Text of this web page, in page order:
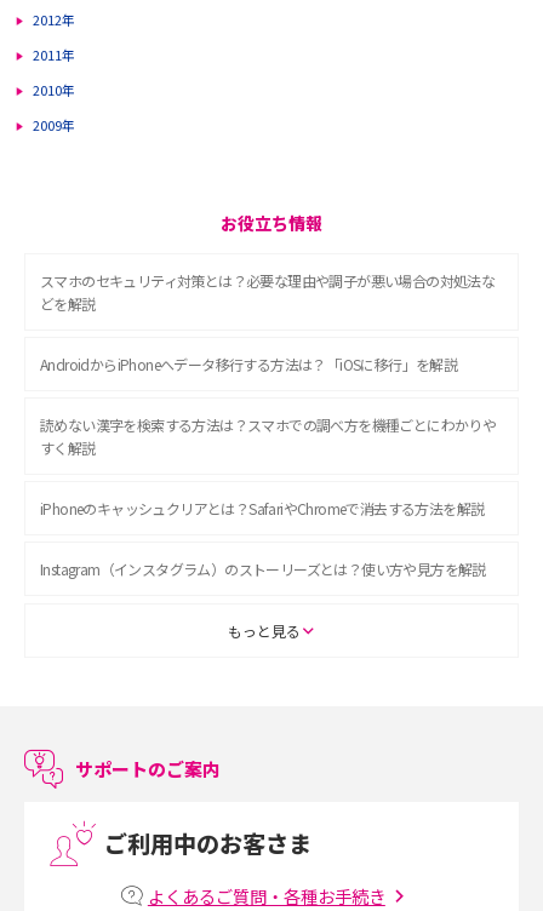
2012年
2011年
2010年
2009年
お役立ち情報
スマホのセキュリティ対策とは？必要な理由や調子が悪い場合の対処法な
どを解説
AndroidからiPhoneへデータ移行する方法は？「iOSに移行」を解説
読めない漢字を検索する方法は？スマホでの調べ方を機種ごとにわかりや
すく解説
iPhoneのキャッシュクリアとは？SafariやChromeで消去する方法を解説
Instagram（インスタグラム）のストーリーズとは？使い方や見方を解説
ASMRとは？初心者向けの代表ジャンルや楽しみ方を解説
LINEで友だちを削除する方法は？方法ごとの影響や復活・復元する方法も
プリペイドSIMとは？種類やメリット・デメリット、利用までの流れを解説
もっと見る
サポートのご案内
ご利用中のお客さま
よくあるご質問・各種お手続き